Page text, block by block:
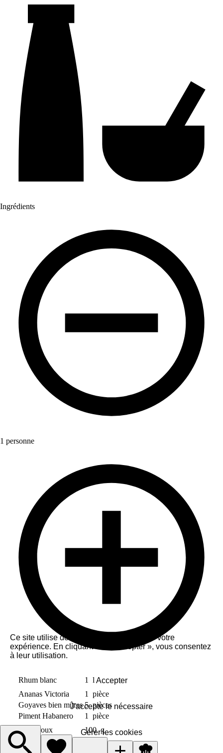
Ingrédients
1 personne
Rhum blanc 1
l
Ananas Victoria
1
pièce
Goyaves bien mûres 5pièces
Piment Habanero
1
pièce
Sucre roux
100g
Ce site utilise des cookies pour améliorer votre
expérience. En cliquant sur « Accepter », vous consentez
à leur utilisation.
Accepter
J'accepte le nécessaire
Gérer les cookies